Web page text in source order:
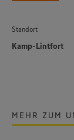
Standort
Kamp-Lintfort
MEHR ZUM